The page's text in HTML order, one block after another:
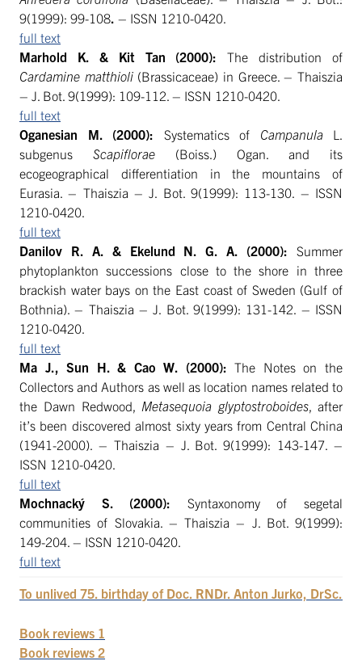
9(1999): 99-108. – ISSN 1210-0420.
full text
Marhold K. & Kit Tan (2000):The distribution of
Cardamine matthioli(Brassicaceae) in Greece. – Thaiszia
– J. Bot. 9(1999): 109-112. – ISSN 1210-0420.
full text
Oganesian M. (2000): Systematics of CampanulaL.
subgenus Scapiflorae (Boiss.) Ogan. and its
ecogeographical differentiation in the mountains of
Eurasia. – Thaiszia – J. Bot. 9(1999): 113-130. – ISSN
1210-0420.
full text
Danilov R. A. & Ekelund N. G. A. (2000): Summer
phytoplankton successions close to the shore in three
brackish water bays on the East coast of Sweden (Gulf of
Bothnia). – Thaiszia – J. Bot. 9(1999): 131-142. – ISSN
1210-0420.
full text
Ma J., Sun H. & Cao W. (2000):The Notes on the
Collectors and Authors as well as location names related to
the Dawn Redwood, Metasequoia glyptostroboides , after
it’s been discovered almost sixty years from Central China
(1941-2000). – Thaiszia – J. Bot. 9(1999): 143-147. –
ISSN 1210-0420.
full text
Mochnacký S. (2000): Syntaxonomy of segetal
communities of Slovakia. – Thaiszia – J. Bot. 9(1999):
149-204. – ISSN 1210-0420.
full text
To unlived 75. birthday of Doc. RNDr. Anton Jurko, DrSc.
Book reviews 1
Book reviews 2